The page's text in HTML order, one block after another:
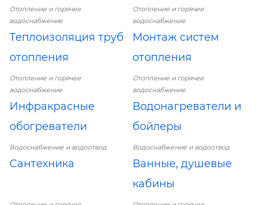
Отопление и горячее
водоснабжение
Теплоизоляция труб
отопления
Отопление и горячее
водоснабжение
Монтаж систем
отопления
Отопление и горячее
водоснабжение
Инфракрасные
обогреватели
Отопление и горячее
водоснабжение
Водонагреватели и
бойлеры
Водоснабжение и водоотвод
Сантехника
Водоснабжение и водоотвод
Ванные, душевые
кабины